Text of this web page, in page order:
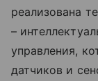
реализована
–
управления,
датчиков и